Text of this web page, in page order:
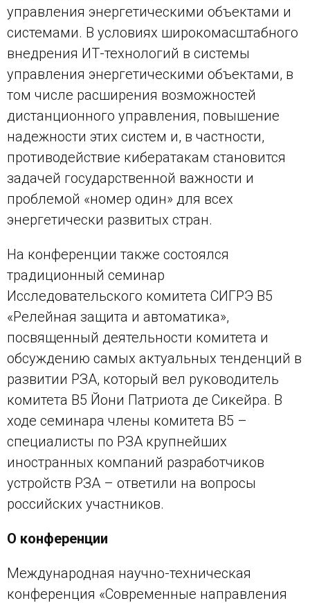
управления энергетическими объектами и
системами. В условиях широкомасштабного
внедрения ИТ-технологий в системы
управления энергетическими объектами, в
том числе расширения возможностей
дистанционного управления, повышение
надежности этих систем и, в частности,
противодействие кибератакам становится
задачей государственной важности и
проблемой «номер один» для всех
энергетически развитых стран.
На конференции также состоялся
традиционный семинар
Исследовательского комитета СИГРЭ В5
«Релейная защита и автоматика»,
посвященный деятельности комитета и
обсуждению самых актуальных тенденций в
развитии РЗА, который вел руководитель
комитета B5 Йони Патриота де Сикейра. В
ходе семинара члены комитета B5 –
специалисты по РЗА крупнейших
иностранных компаний разработчиков
устройств РЗА – ответили на вопросы
российских участников.
О конференции
Международная научно-техническая
конференция «Современные направления